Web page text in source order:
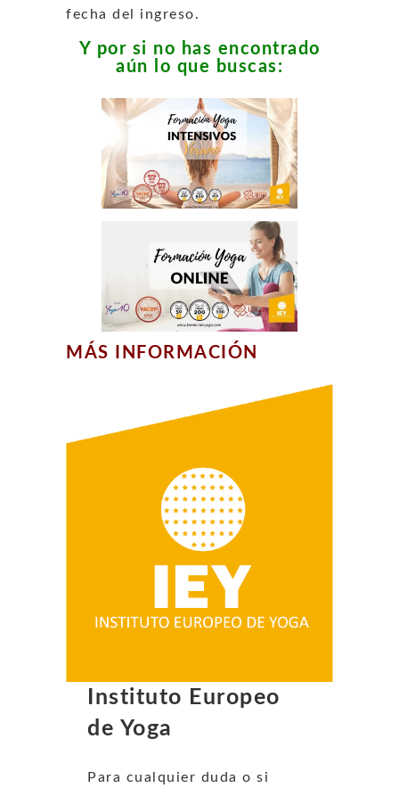
fecha del ingreso.
Y por si no has encontrado
aún lo que buscas:
MÁS INFORMACIÓN
Instituto Europeo
de Yoga
Para cualquier duda o si